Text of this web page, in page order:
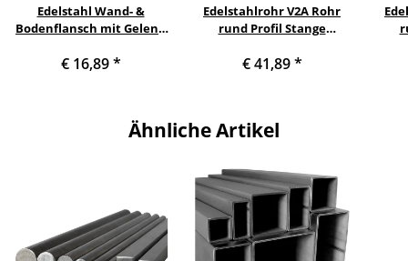
Edelstahl Wand- &
Bodenflansch mit Gelenk
€ 16,89*
Edelstahlrohr V2A Rohr
rund Profil Stange
(1 Zoll) Länge: 1800 mm
€ 41,89*
Ähnliche Artikel